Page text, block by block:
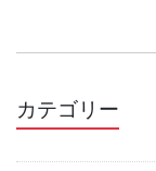
カテゴリー